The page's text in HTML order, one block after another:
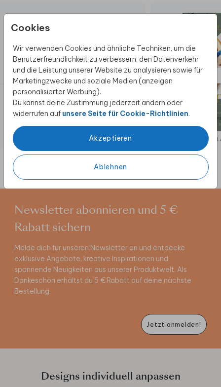
Cookies
Wir verwenden Cookies und ähnliche Techniken, um die
Benutzerfreundlichkeit zu verbessern, den Datenverkehr
und die Leistung unserer Website zu analysieren sowie für
Marketingzwecke und soziale Medien (anzeigen
personalisierter Werbung).
Du kannst deine Zustimmung jederzeit ändern oder
widerrufen auf unsere Seite für Cookie-Richtlinien.
Akzeptieren
Ablehnen
EINLADUNG GEBURTSTAG
Newsletter abonnieren und 5 €
Rabatt sichern
Melde dich für unseren Newsletter an und entdecke
exklusive Angebote, kreative Inspirationen und
spannende Neuigkeiten aus unserer Produktwelt. Als
Dankeschön erhältst du 5 € Rabatt auf deine nächste
Bestellung.
Jetzt anmelden!
Designs individuell anpassen